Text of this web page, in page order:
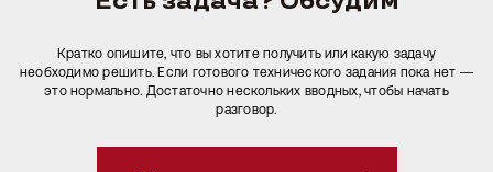
Кратко опишите, что вы хотите получить или какую задачу
необходимо решить. Если готового технического задания пока нет —
это нормально. Достаточно нескольких вводных, чтобы начать
разговор.